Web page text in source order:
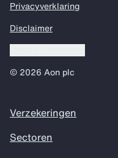
Privacyverklaring
Disclaimer
© 2026 Aon plc
Verzekeringen
Sectoren